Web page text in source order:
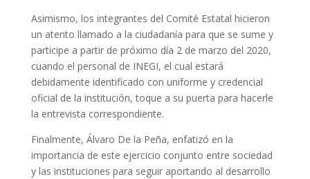
Asimismo, los integrantes del Comité Estatal hicieron
un atento llamado a la ciudadanía para que se sume y
participe a partir de próximo día 2 de marzo del 2020,
cuando el personal de INEGI, el cual estará
debidamente identificado con uniforme y credencial
oficial de la institución, toque a su puerta para hacerle
la entrevista correspondiente.
Finalmente, Álvaro De la Peña, enfatizó en la
importancia de este ejercicio conjunto entre sociedad
y las instituciones para seguir aportando al desarrollo